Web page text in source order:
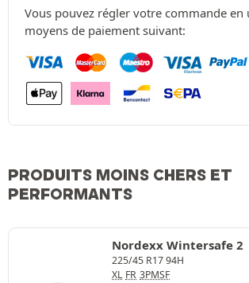
Vous pouvez régler votre commande en
moyens de paiement suivant:
PRODUITS MOINS CHERS ET
PERFORMANTS
Nordexx Wintersafe 2
225/45 R17 94H
XL FR 3PMSF